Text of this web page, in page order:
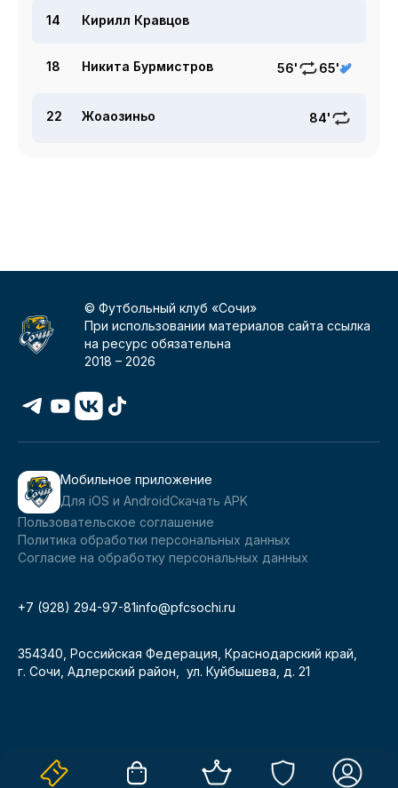
14 Кирилл Кравцов
18 Никита Бурмистров 56' 65'
22 Жоаозиньо 84'
© Футбольный клуб «Сочи»
При использовании материалов сайта ссылка
на ресурс обязательна
2018 –2026
Мобильное приложение
Для iOS и AndroidСкачать APK
Пользовательское соглашение
Политика обработки персональных данных
Согласие на обработку персональных данных
+7 (928) 294-97-81info@pfcsochi.ru
354340, Российская Федерация, Краснодарский край,
г. Сочи, Адлерский район, ул. Куйбышева, д. 21